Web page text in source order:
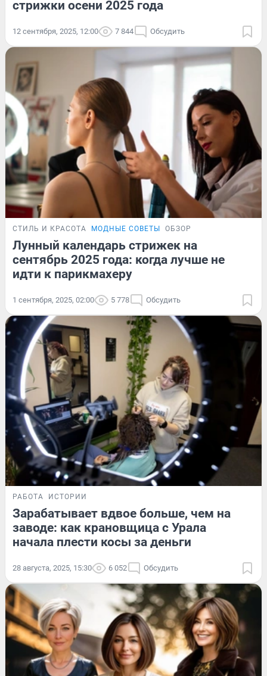
стрижки осени 2025 года
12 сентября, 2025, 12:00 7 844 Обсудить
СТИЛЬ И КРАСОТА МОДНЫЕ СОВЕТЫ ОБЗОР
Лунный календарь стрижек на
сентябрь 2025 года: когда лучше не
идти к парикмахеру
1 сентября, 2025, 02:00 5 778 Обсудить
РАБОТА ИСТОРИИ
Зарабатывает вдвое больше, чем на
заводе: как крановщица с Урала
начала плести косы за деньги
28 августа, 2025, 15:30 6 052 Обсудить